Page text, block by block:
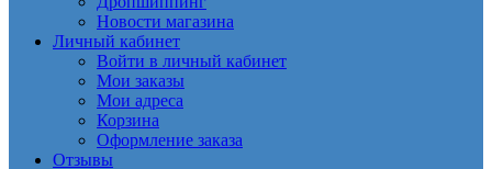
Новости магазина
Личный кабинет
Войти в личный кабинет
Мои заказы
Мои адреса
Корзина
Оформление заказа
Отзывы